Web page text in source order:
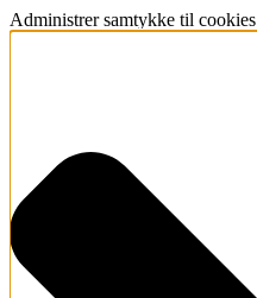
Administrer samtykke til cookies